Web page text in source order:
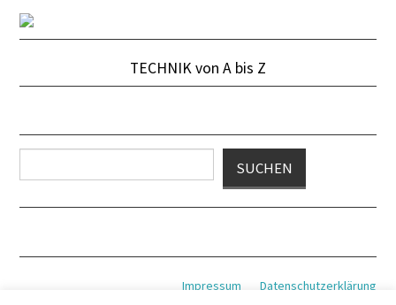
TECHNIK von A bis Z
SUCHEN
Datenschutzerklärung
Impressum